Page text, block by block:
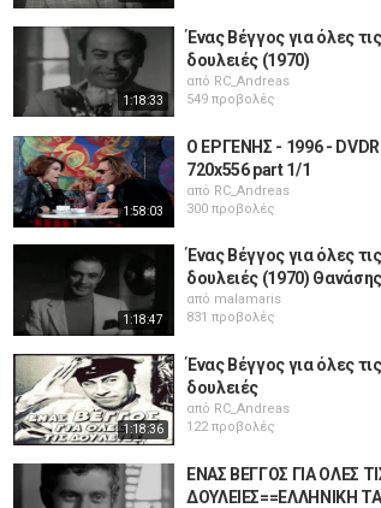
1:18:33
Ένας Βέγγος για όλες τις
δουλειές (1970)
από RC_Andreas
549 προβολές
1:58:03
Ο ΕΡΓΕΝΗΣ - 1996 -
720x556 part 1/1
από RC_Andreas
300 προβολές
1:18:47
Ένας Βέγγος για όλες τις
δουλειές (1970)
από malamaris
831 προβολές
1:18:36
Ένας Βέγγος για όλες τις
δουλειές
από RC_Andreas
122 προβολές
ΕΝΑΣ ΒΕΓΓΟΣ ΓΙΑ ΟΛΕΣ
ΔΟΥΛΕΙΕΣ==ΕΛΛΗΝΙΚΗ